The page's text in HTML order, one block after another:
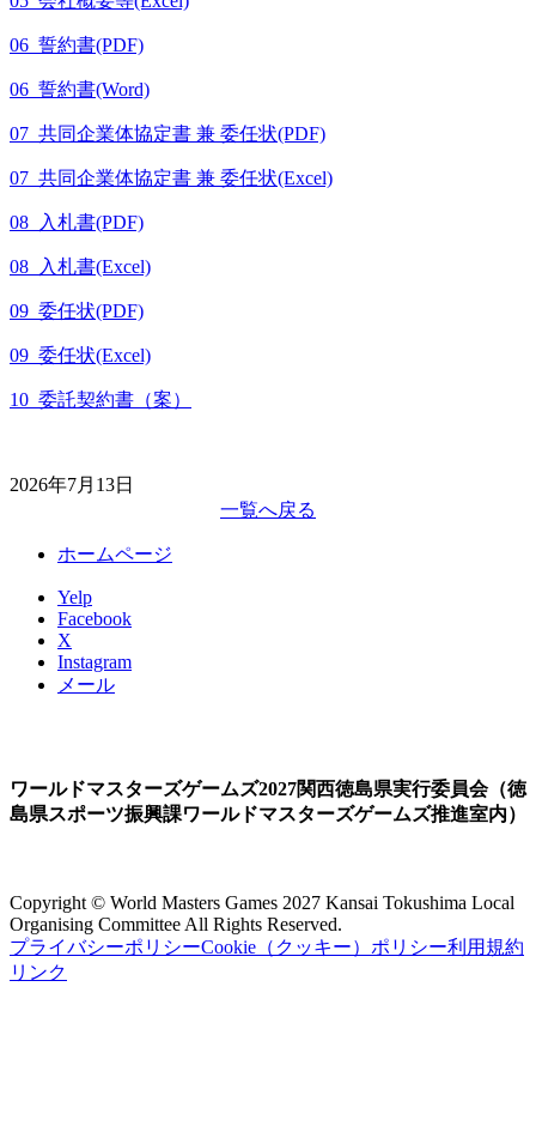
06_誓約書(PDF)
06_誓約書(Word)
07_共同企業体協定書 兼 委任状(PDF)
07_共同企業体協定書 兼 委任状(Excel)
08_入札書(PDF)
08_入札書(Excel)
09_委任状(PDF)
09_委任状(Excel)
10_委託契約書（案）
2026年7月13日
一覧へ戻る
ホームページ
Yelp
Facebook
X
Instagram
メール
ワールドマスターズゲームズ2027関西徳島県実行委員会（徳
島県スポーツ振興課ワールドマスターズゲームズ推進室内）
Copyright © World Masters Games 2027 Kansai Tokushima Local
Organising Committee All Rights Reserved.
プライバシーポリシーCookie（クッキー）ポリシー利用規約
リンク